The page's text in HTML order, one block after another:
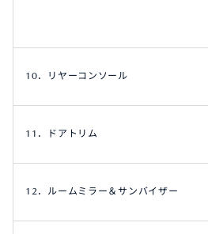
10．リヤーコンソール
11．ドアトリム
12．ルームミラー＆サンバイザー